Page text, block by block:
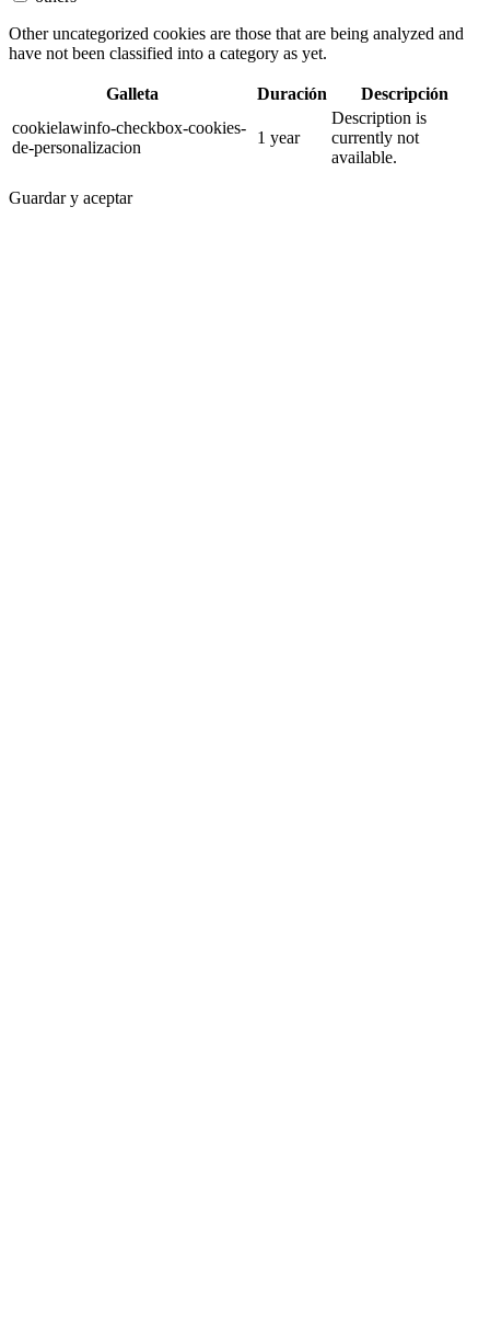
Other uncategorized cookies are those that are being analyzed and
have not been classified into a category as yet.
Galleta Duración
Descripción
cookielawinfo-checkbox-cookies-
de-personalizacion
1 year
Description is
currently not
available.
Guardar y aceptar